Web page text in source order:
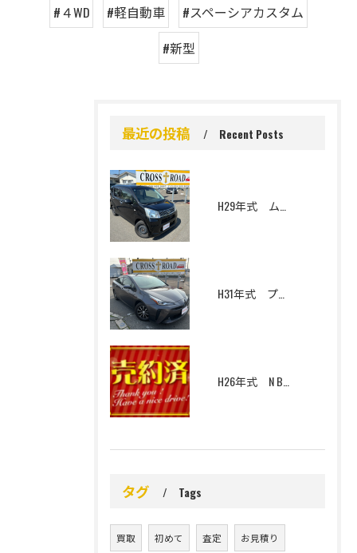
#４WD
#軽自動車
#スペーシアカスタム
#新型
最近の投稿 Recent Posts
タグ Tags
買取 初めて 査定 お見積り